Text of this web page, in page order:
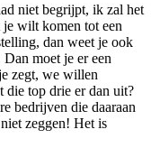
niet begrijpt, ik zal het
je wilt komen tot een
dan weet je ook
moet je er een
zegt, we willen
die top drie er dan uit?
bedrijven die daaraan
zeggen! Het is